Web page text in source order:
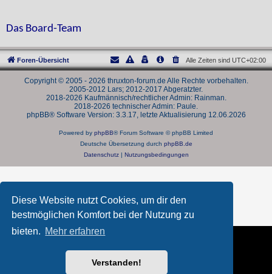
Diese Website nutzt Cookies, um dir den
bestmöglichen Komfort bei der Nutzung zu
bieten. Mehr erfahren
Verstanden!
Das Board-Team
Foren-Übersicht Alle Zeiten sind UTC+02:00
Copyright © 2005 - 2026 thruxton-forum.de Alle Rechte vorbehalten.
2005-2012 Lars; 2012-2017 Abgeratzter.
2018-2026 Kaufmännisch/rechtlicher Admin: Rainman.
2018-2026 technischer Admin: Paule.
phpBB® Software Version: 3.3.17, letzte Aktualisierung 12.06.2026
Powered by phpBB® Forum Software © phpBB Limited
Deutsche Übersetzung durch phpBB.de
Datenschutz| Nutzungsbedingungen